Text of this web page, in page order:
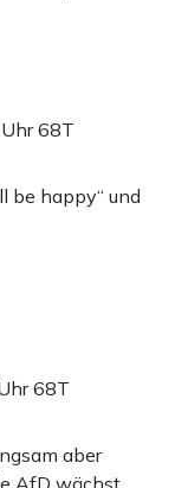
68T
be happy“ und
68T
aber